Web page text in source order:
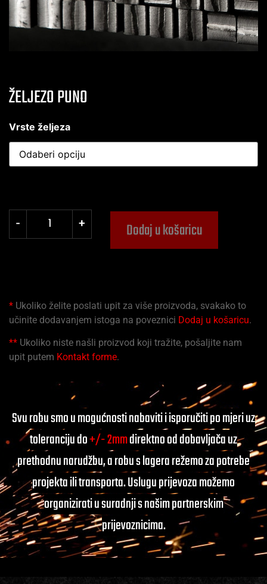
ŽELJEZO PUNO
Vrste željeza
- + Dodaj u košaricu
* Ukoliko želite poslati upit za više proizvoda, svakako to
učinite dodavanjem istoga na poveznici Dodaj u košaricu.
** Ukoliko niste našli proizvod koji tražite, pošaljite nam
upit putem Kontakt forme.
Svu robu smo u mogućnosti nabaviti i isporučiti po mjeri uz
toleranciju do+/- 2mmdirektno od dobavljača uz
prethodnu narudžbu, a robu s lagera režemo za potrebe
projekta ili transporta. Uslugu prijevoza možemo
organizirati u suradnji s našim partnerskim
prijevoznicima.